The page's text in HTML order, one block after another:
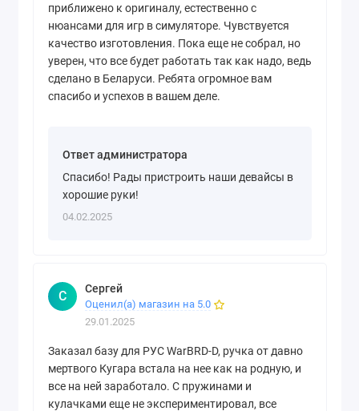
приближено к оригиналу, естественно с
нюансами для игр в симуляторе. Чувствуется
качество изготовления. Пока еще не собрал, но
уверен, что все будет работать так как надо, ведь
сделано в Беларуси. Ребята огромное вам
спасибо и успехов в вашем деле.
Ответ администратора
Спасибо! Рады пристроить наши девайсы в
хорошие руки!
04.02.2025
С Сергей
Оценил(а) магазин на 5.0
29.01.2025
Заказал базу для РУС WarBRD-D, ручка от давно
мертвого Кугара встала на нее как на родную, и
все на ней заработало. С пружинами и
кулачками еще не экспериментировал, все